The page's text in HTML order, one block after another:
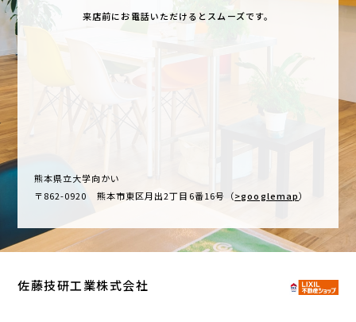
来店前にお電話いただけるとスムーズです。
熊本県立大学向かい
〒862-0920 熊本市東区月出2丁目6番16号（>googlemap）
佐藤技研工業株式会社